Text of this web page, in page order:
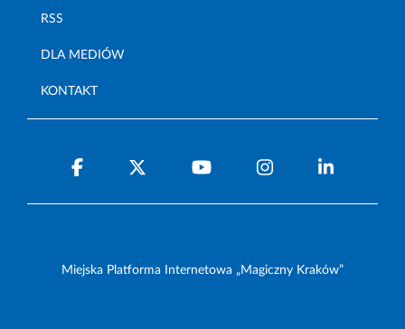
RSS
DLA MEDIÓW
KONTAKT
Miejska Platforma Internetowa „Magiczny Kraków”